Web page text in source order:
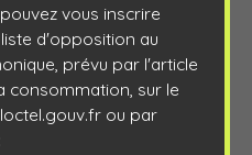
vous inscrire
d'opposition au
prévu par l'article
consommation, sur le
ou par